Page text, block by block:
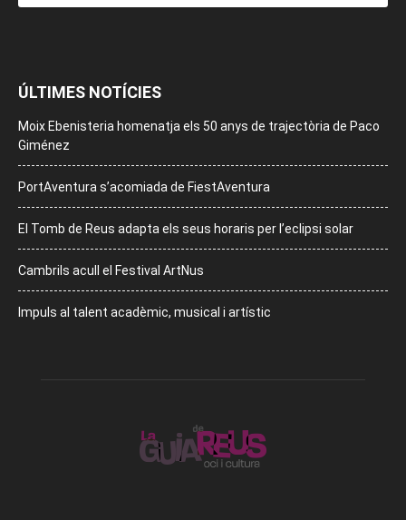
ÚLTIMES NOTÍCIES
Moix Ebenisteria homenatja els 50 anys de trajectòria de Paco
Giménez
PortAventura s’acomiada de FiestAventura
El Tomb de Reus adapta els seus horaris per l’eclipsi solar
Cambrils acull el Festival ArtNus
Impuls al talent acadèmic, musical i artístic